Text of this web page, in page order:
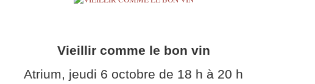
Vieillir comme le bon vin
Atrium, jeudi 6 octobre de 18 h à 20 h